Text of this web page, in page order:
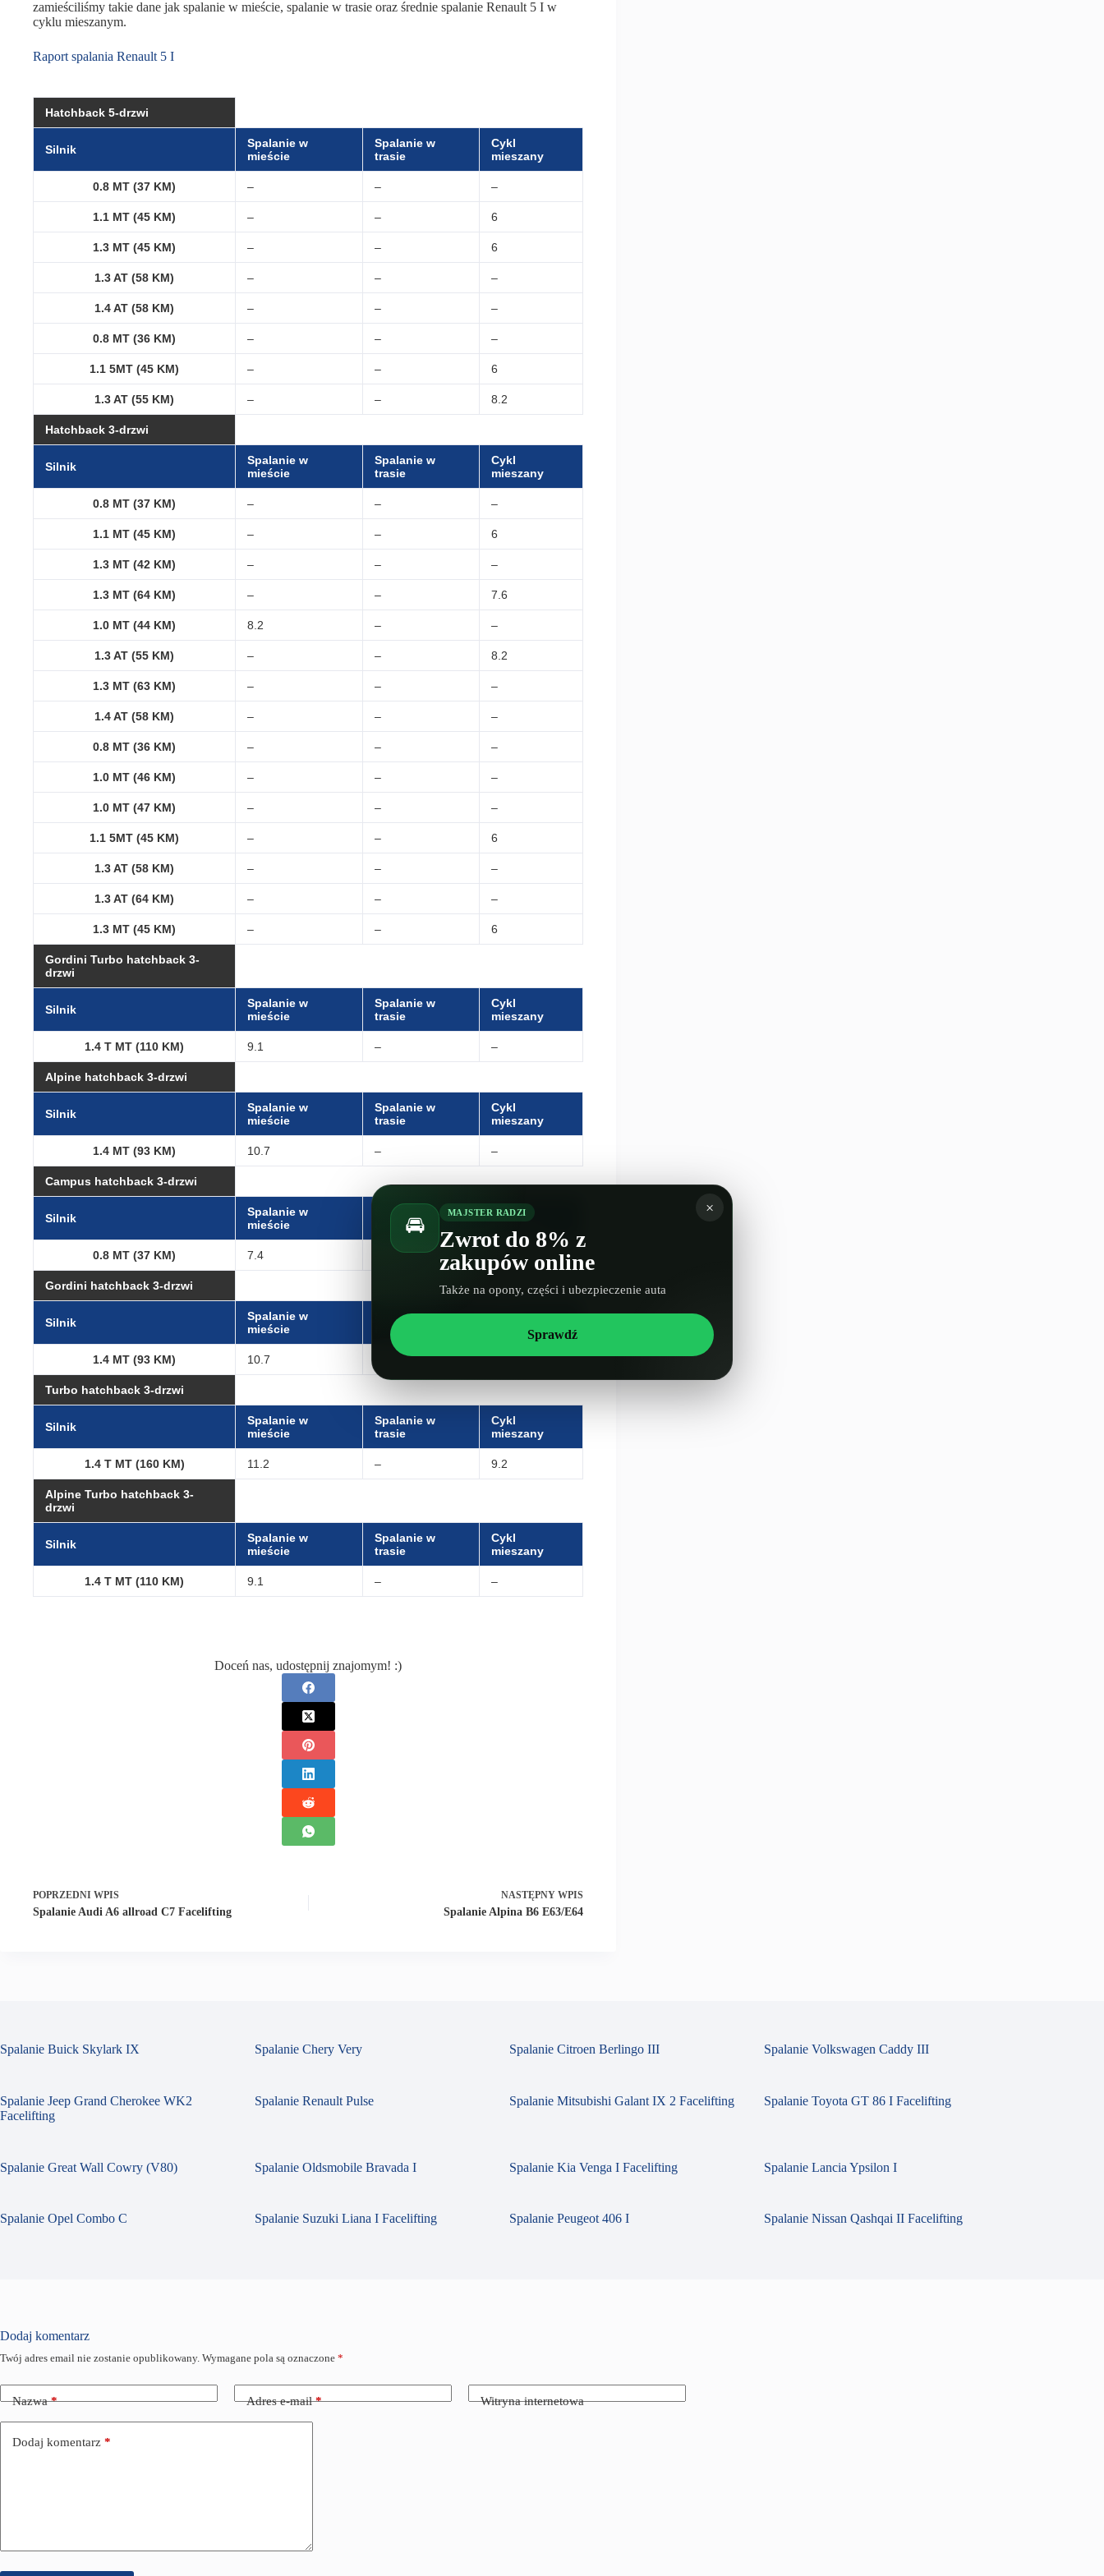
zamieściliśmy takie dane jak spalanie w mieście, spalanie w trasie oraz średnie spalanie Renault 5 I w
cyklu mieszanym.
Raport spalania Renault 5 I
Hatchback 5-drzwi
Silnik
Spalanie w
mieście
Spalanie w
trasie
Cykl
mieszany
0.8 MT (37 KM) – – –
1.1 MT (45 KM) – – 6
1.3 MT (45 KM) – – 6
1.3 AT (58 KM) – – –
1.4 AT (58 KM) – – –
0.8 MT (36 KM) – – –
1.1 5MT (45 KM) – – 6
1.3 AT (55 KM) – – 8.2
Hatchback 3-drzwi
Silnik
Spalanie w
mieście
Spalanie w
trasie
Cykl
mieszany
0.8 MT (37 KM) – – –
1.1 MT (45 KM) – – 6
1.3 MT (42 KM) – – –
1.3 MT (64 KM) – – 7.6
1.0 MT (44 KM) 8.2 – –
1.3 AT (55 KM) – – 8.2
1.3 MT (63 KM) – – –
1.4 AT (58 KM) – – –
0.8 MT (36 KM) – – –
1.0 MT (46 KM) – – –
1.0 MT (47 KM) – – –
1.1 5MT (45 KM) – – 6
1.3 AT (58 KM) – – –
1.3 AT (64 KM) – – –
1.3 MT (45 KM) – – 6
Gordini Turbo hatchback 3-
drzwi
Silnik
Spalanie w
mieście
Spalanie w
trasie
Cykl
mieszany
1.4 T MT (110 KM) 9.1 – –
Alpine hatchback 3-drzwi
Silnik
Spalanie w
mieście
Spalanie w
trasie
Cykl
mieszany
1.4 MT (93 KM) 10.7 – –
Campus hatchback 3-drzwi
Silnik
Spalanie w
mieście
Spalanie w
trasie
Cykl
mieszany
0.8 MT (37 KM) 7.4
Gordini hatchback 3-drzwi
Silnik
Spalanie w
mieście
Spalanie w
trasie
Cykl
mieszany
1.4 MT (93 KM) 10.7 –
Turbo hatchback 3-drzwi
Silnik
Spalanie w
mieście
Spalanie w
trasie
Cykl
mieszany
1.4 T MT (160 KM) 11.2 – 9.2
Alpine Turbo hatchback 3-
drzwi
Silnik
Spalanie w
mieście
Spalanie w
trasie
Cykl
mieszany
1.4 T MT (110 KM) 9.1 – –
Doceń nas, udostępnij znajomym! :)
POPRZEDNI WPIS
Spalanie Audi A6 allroad C7 Facelifting
NASTĘPNY WPIS
Spalanie Alpina B6 E63/E64
Spalanie Buick Skylark IX Spalanie Chery Very Spalanie Citroen Berlingo III Spalanie Volkswagen Caddy III
Spalanie Jeep Grand Cherokee WK2
Facelifting
Spalanie Renault Pulse Spalanie Mitsubishi Galant IX 2 Facelifting Spalanie Toyota GT 86 I Facelifting
Spalanie Great Wall Cowry (V80) Spalanie Oldsmobile Bravada I Spalanie Kia Venga I Facelifting Spalanie Lancia Ypsilon I
Spalanie Opel Combo C Spalanie Suzuki Liana I Facelifting Spalanie Peugeot 406 I Spalanie Nissan Qashqai II Facelifting
Dodaj komentarz
Twój adres email nie zostanie opublikowany. Wymagane pola są oznaczone *
Nazwa* Adres e-mail* Witryna internetowa
Dodaj komentarz *
×
🚘 MAJSTER RADZI
Zwrot do 8% z
zakupów online
Także na opony, części i ubezpieczenie auta
Sprawdź